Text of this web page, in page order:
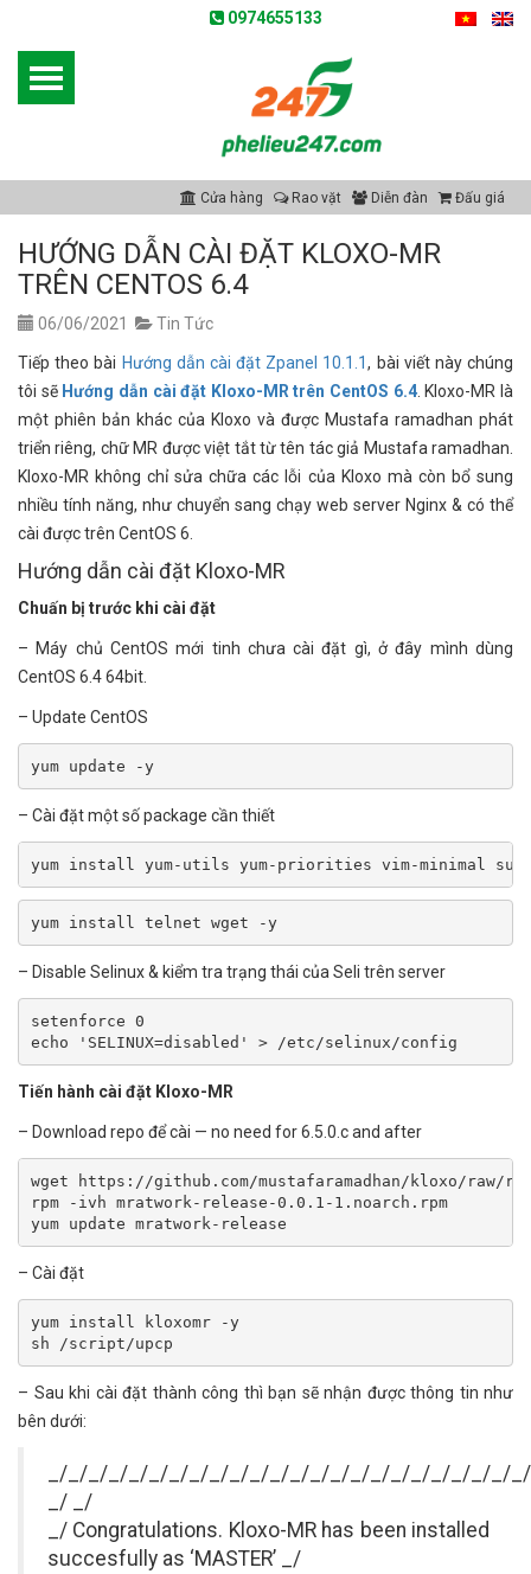
0974655133
Cửa hàng Rao vặt Diễn đàn Đấu giá
HƯỚNG DẪN CÀI ĐẶT KLOXO-MR
TRÊN CENTOS 6.4
06/06/2021 Tin Tức
Tiếp theo bài Hướng dẫn cài đặt Zpanel 10.1.1, bài viết này chúng
tôi sẽ Hướng dẫn cài đặt Kloxo-MR trên CentOS 6.4. Kloxo-MR là
một phiên bản khác của Kloxo và được Mustafa ramadhan phát
triển riêng, chữ MR được việt tắt từ tên tác giả Mustafa ramadhan.
Kloxo-MR không chỉ sửa chữa các lỗi của Kloxo mà còn bổ sung
nhiều tính năng, như chuyển sang chạy web server Nginx & có thể
cài được trên CentOS 6.
Hướng dẫn cài đặt Kloxo-MR
Chuấn bị trước khi cài đặt
– Máy chủ CentOS mới tinh chưa cài đặt gì, ở đây mình dùng
CentOS 6.4 64bit.
– Update CentOS
yum update -y
– Cài đặt một số package cần thiết
yum install yum-utils yum-priorities vim-minimal
yum install telnet wget -y
– Disable Selinux & kiểm tra trạng thái của Seli trên server
setenforce 0
echo 'SELINUX=disabled' > /etc/selinux/config
Tiến hành cài đặt Kloxo-MR
– Download repo để cài — no need for 6.5.0.c and after
wget https://github.com/mustafaramadhan/kloxo/raw/
rpm -ivh mratwork-release-0.0.1-1.noarch.rpm
yum update mratwork-release
– Cài đặt
yum install kloxomr -y
sh /script/upcp
– Sau khi cài đặt thành công thì bạn sẽ nhận được thông tin như
bên dưới:
_/_/_/_/_/_/_/_/_/_/_/_/_/_/_/_/_/_/_/_/_/_/_/
_/ _/
_/ Congratulations. Kloxo-MR has been installed
succesfully as ‘MASTER’ _/